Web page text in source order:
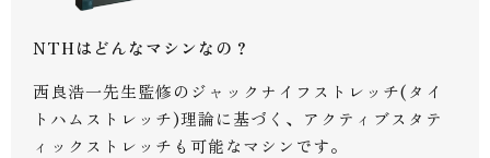
NTHはどんなマシンなの？
西良浩一先生監修のジャックナイフストレッチ(タイ
トハムストレッチ)理論に基づく、アクティブスタテ
ィックストレッチも可能なマシンです。